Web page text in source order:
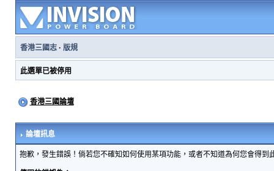
香港三國志· 版規
此選單已被停用
香港三國論壇
論壇訊息
抱歉，發生錯誤！倘若您不確知如何使用某項功能，或者不知道為何您會得